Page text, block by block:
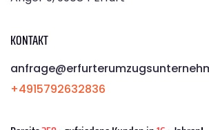
KONTAKT
+4915792632836